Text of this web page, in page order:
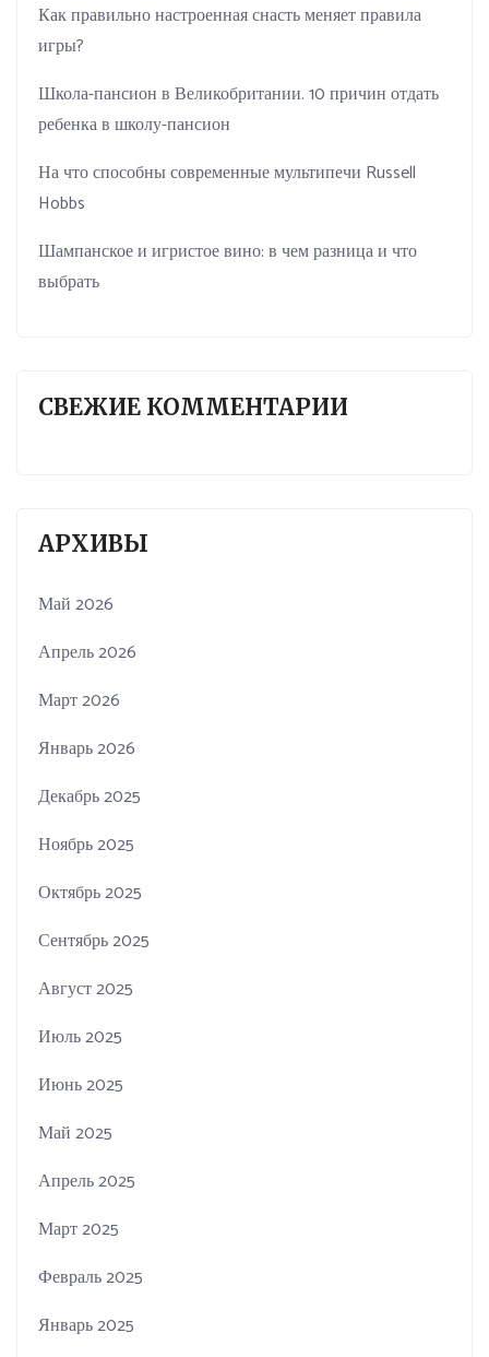
Как правильно настроенная снасть меняет правила
игры?
Школа-пансион в Великобритании. 10 причин отдать
ребенка в школу-пансион
На что способны современные мультипечи Russell
Hobbs
Шампанское и игристое вино: в чем разница и что
выбрать
СВЕЖИЕ КОММЕНТАРИИ
АРХИВЫ
Май 2026
Апрель 2026
Март 2026
Январь 2026
Декабрь 2025
Ноябрь 2025
Октябрь 2025
Сентябрь 2025
Август 2025
Июль 2025
Июнь 2025
Май 2025
Апрель 2025
Март 2025
Февраль 2025
Январь 2025